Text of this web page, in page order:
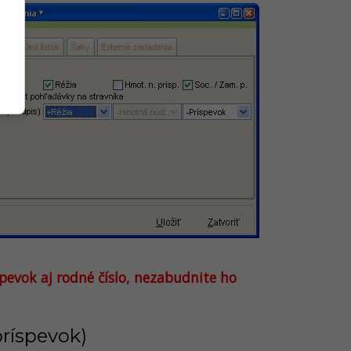
aj rodné číslo, nezabudnite ho